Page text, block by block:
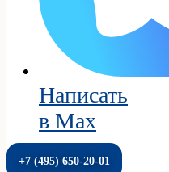
Написать
в Max
+7 (495) 650-20-01